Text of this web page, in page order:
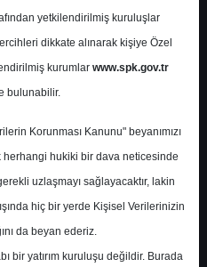
Eylül 2025
yetkilendirilmiş kuruluşlar
dikkate alınarak kişiye Özel
kurumlar www.spk.gov.tr
bulunabilir.
Korunması Kanunu" beyanımızı
herhangi hukiki bir dava neticesinde
uzlaşmayı sağlayacaktır, lakin
hiç bir yerde Kişisel Verilerinizin
da beyan ederiz.
bir yatırım kuruluşu değildir. Burada